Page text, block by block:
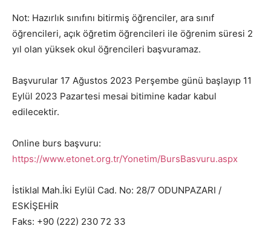
Not: Hazırlık sınıfını bitirmiş öğrenciler, ara sınıf
öğrencileri, açık öğretim öğrencileri ile öğrenim süresi 2
yıl olan yüksek okul öğrencileri başvuramaz.
Başvurular 17 Ağustos 2023 Perşembe günü başlayıp 11
Eylül 2023 Pazartesi mesai bitimine kadar kabul
edilecektir.
Online burs başvuru:
https://www.etonet.org.tr/Yonetim/BursBasvuru.aspx
İstiklal Mah.İki Eylül Cad. No: 28/7 ODUNPAZARI /
ESKİŞEHİR
Faks: +90 (222) 230 72 33